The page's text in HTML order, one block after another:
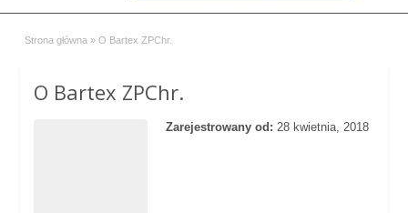
Strona główna » O Bartex ZPChr.
O Bartex ZPChr.
Zarejestrowany od: 28 kwietnia, 2018